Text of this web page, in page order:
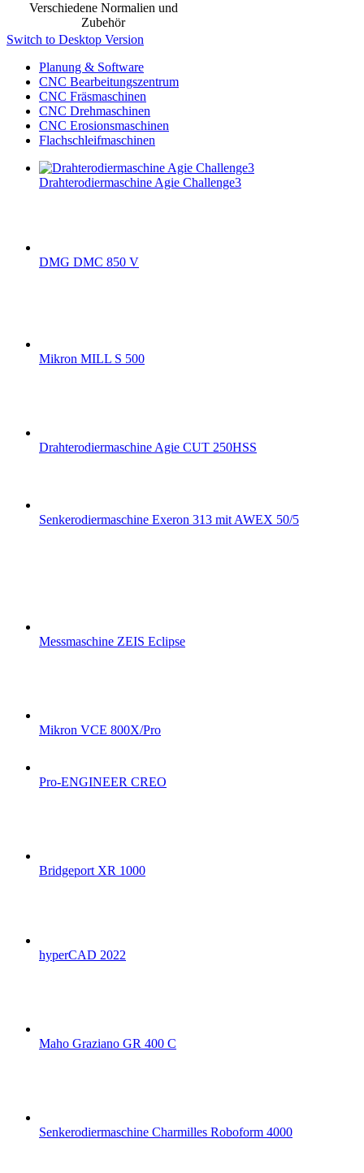
Verschiedene Normalien und
Zubehör
Switch to Desktop Version
Planung & Software
CNC Bearbeitungszentrum
CNC Fräsmaschinen
CNC Drehmaschinen
CNC Erosionsmaschinen
Flachschleifmaschinen
Drahterodiermaschine Agie Challenge3
DMG DMC 850 V
Mikron MILL S 500
Drahterodiermaschine Agie CUT 250HSS
Senkerodiermaschine Exeron 313 mit AWEX 50/5
Messmaschine ZEIS Eclipse
Mikron VCE 800X/Pro
Pro-ENGINEER CREO
Bridgeport XR 1000
hyperCAD 2022
Maho Graziano GR 400 C
Senkerodiermaschine Charmilles Roboform 4000